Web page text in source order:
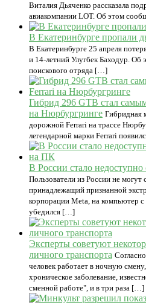
Виталия Дьяченко рассказала
авиакомпании LOT. Об этом
В Екатеринбурге пропали
В Екатеринбурге 25 апреля
и 14-летний Улугбек Баходур.
поискового отряда […]
Гибрид 296 GTB стал
на Нюрбургринге Гибридная
дорожной Ferrari на трассе
легендарной марки Ferrari
В России стало
Пользователи из России не
принадлежащий признанной
корпорации Meta, на компьютер
убедился […]
Эксперты советуют
личного транспорта
человек работает в ночную
хроническое заболевание,
сменной работе", и в три раза […]